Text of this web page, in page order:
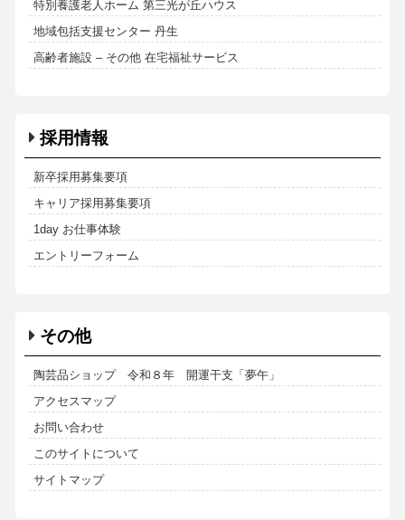
特別養護老人ホーム 第三光が丘ハウス
地域包括支援センター 丹生
高齢者施設 – その他 在宅福祉サービス
採用情報
新卒採用募集要項
キャリア採用募集要項
1day お仕事体験
エントリーフォーム
その他
陶芸品ショップ 令和８年 開運干支「夢午」
アクセスマップ
お問い合わせ
このサイトについて
サイトマップ